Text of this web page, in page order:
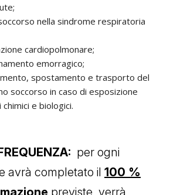
nella sindrome respiratoria
cardiopolmonare;
emorragico;
spostamento e trasporto del
soccorso in caso di esposizione
e biologici.
per ogni
avrà completato il 100 %
previste verrà